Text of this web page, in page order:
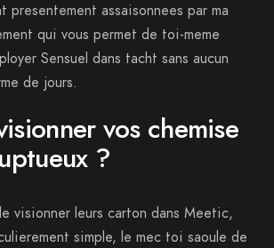
presentement assaisonnees par ma
qui vous permet de toi-meme
Sensuel dans tacht sans aucun
de jours.
vos chemise
?
visionner leurs carton dans Meetic,
simple, le mec toi saoule de